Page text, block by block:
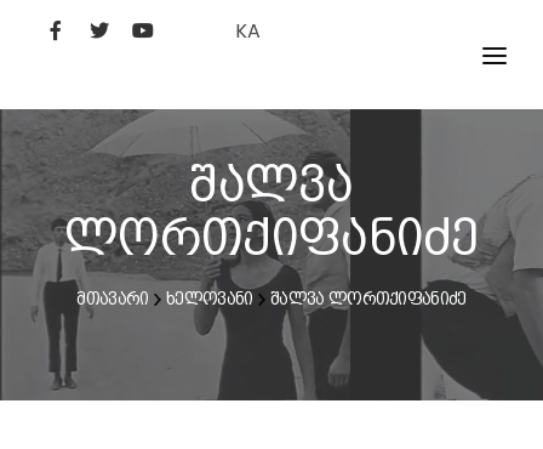
KA
ᲤᲘᲚᲛᲔᲑᲘ
ᲮᲔᲚᲝᲕᲐᲜᲘ
ᲙᲘᲜᲝᲡᲢᲣᲓᲘᲐ
ᲙᲘᲜᲝᲐᲙᲐᲓᲔᲛᲘᲐ
შალვა
ლორთქიფანიძე
მთავარი ხელოვანი შალვა ლორთქიფანიძე